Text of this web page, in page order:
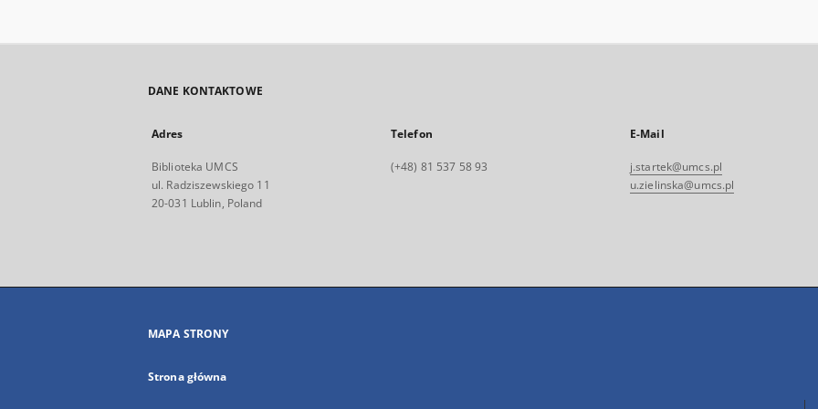
DANE KONTAKTOWE
Adres
Biblioteka UMCS
ul. Radziszewskiego 11
20-031 Lublin, Poland
Telefon
(+48) 81 537 58 93
E-Mail
j.startek@umcs.pl
u.zielinska@umcs.pl
MAPA STRONY
Strona główna